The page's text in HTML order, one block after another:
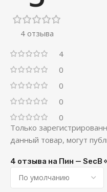
4 отзыва
4
0
0
0
0
4 отзыва на Пин — SecB
Только
данный товар, могут